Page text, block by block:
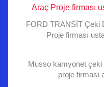
FORD TRANSİT Çeki
Proje firması
Musso kamyonet çeki
proje firması